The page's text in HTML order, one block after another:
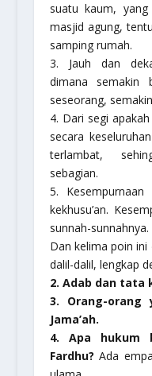
suatu kaum,
masjid agung,
samping rumah.
3. Jauh dan
dimana semakin
seseorang,
4. Dari segi
secara
terlambat,
sebagian.
5.
kekhusu’an.
sunnah-sunnahnya.
Dan kelima poin
dalil-dalil, lengkap
2. Adab dan tata
3. Orang-orang
Jama’ah.
4. Apa hukum
Fardhu?Ada